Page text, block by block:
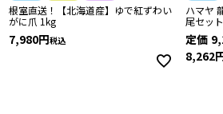
根室直送！【北海道産】ゆで紅ずわい
がに爪 1kg
7,980 税込
ハマヤ
尾セット
定価
8,262